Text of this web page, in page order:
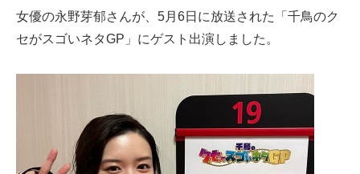
女優の永野芽郁さんが、5月6日に放送された「千鳥のク
セがスゴいネタGP」にゲスト出演しました。